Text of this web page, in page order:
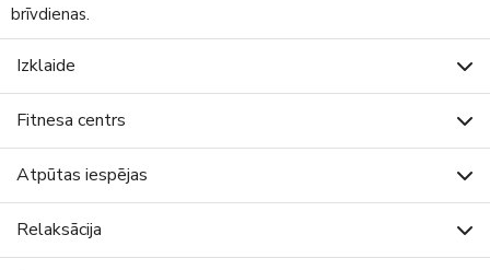
brīvdienas.
Izklaide
Fitnesa centrs
Atpūtas iespējas
Relaksācija